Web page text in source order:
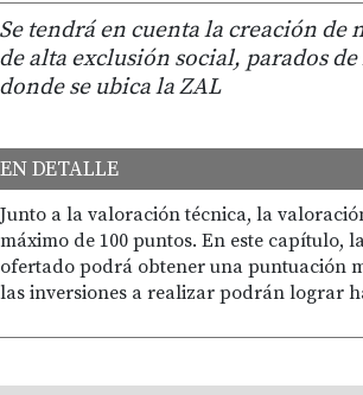
Se tendrá en cuenta la creación de
de alta exclusión social, parados
donde se ubica la ZAL
EN DETALLE
Junto a la valoración técnica, la
máximo de 100 puntos. En este capítulo,
ofertado podrá obtener una puntuación
las inversiones a realizar podrán lograr